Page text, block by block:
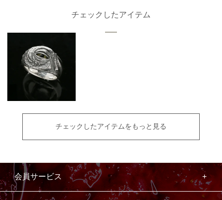
チェックしたアイテム
チェックしたアイテムをもっと見る
会員サービス